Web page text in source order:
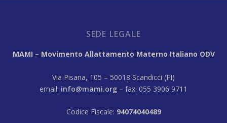
SEDE LEGALE
MAMI – Movimento Allattamento Materno Italiano ODV
Via Pisana, 105 – 50018 Scandicci (FI)
email: info@mami.org – fax: 055 3906 9711
Codice Fiscale: 94074040489